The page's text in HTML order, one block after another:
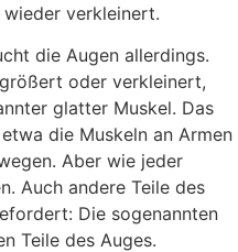
verkleinert.
die Augen allerdings.
oder verkleinert,
glatter Muskel. Das
die Muskeln an Armen
Aber wie jeder
Auch andere Teile des
Die sogenannten
Teile des Auges.